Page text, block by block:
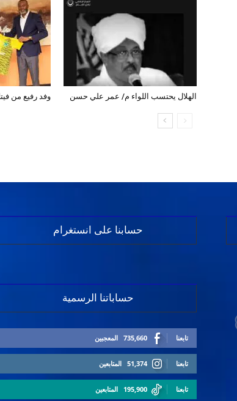
وفد رفيع من الهلال يحتسب اللواء م/ عمر علي حسن
حسابنا على انستغرام
حساباتنا الرسمية
735,660 المعجبين تابعنا
51,374 المتابعين تابعنا
195,900 المتابعين تابعنا